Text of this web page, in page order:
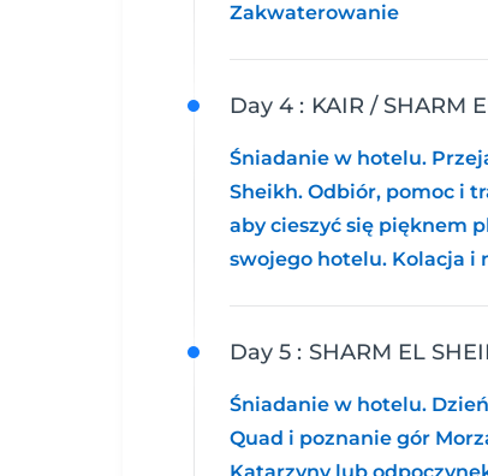
Zakwaterowanie
Day 4 : KAIR / SHARM
Śniadanie w hotelu.
Sheikh. Odbiór, pomoc i
aby cieszyć się pięknem
swojego hotelu. Kolacja i
Day 5 : SHARM EL
Śniadanie w hotelu.
Quad i poznanie gór